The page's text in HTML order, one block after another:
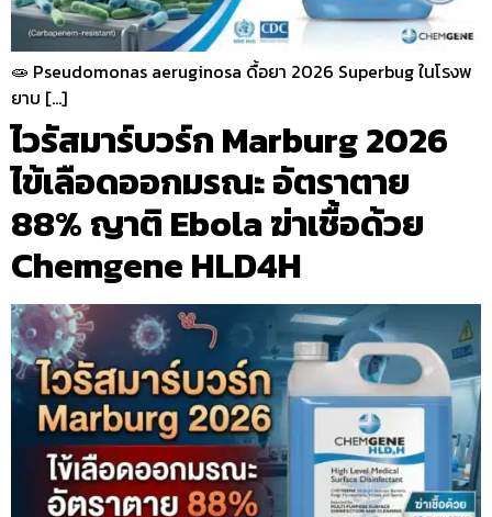
🧫 Pseudomonas aeruginosa ดื้อยา 2026 Superbug ในโรงพ
ยาบ […]
ไวรัสมาร์บวร์ก Marburg 2026
ไข้เลือดออกมรณะ อัตราตาย
88% ญาติ Ebola ฆ่าเชื้อด้วย
Chemgene HLD4H